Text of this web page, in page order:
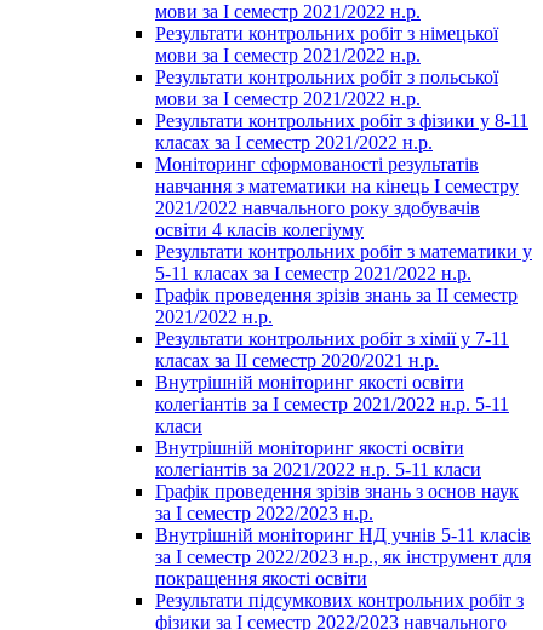
мови за І семестр 2021/2022 н.р.
Результати контрольних робіт з німецької
мови за І семестр 2021/2022 н.р.
Результати контрольних робіт з польської
мови за І семестр 2021/2022 н.р.
Результати контрольних робіт з фізики у 8-11
класах за І семестр 2021/2022 н.р.
Моніторинг сформованості результатів
навчання з математики на кінець І семестру
2021/2022 навчального року здобувачів
освіти 4 класів колегіуму
Результати контрольних робіт з математики у
5-11 класах за І семестр 2021/2022 н.р.
Графік проведення зрізів знань за ІІ семестр
2021/2022 н.р.
Результати контрольних робіт з хімії у 7-11
класах за ІІ семестр 2020/2021 н.р.
Внутрішній моніторинг якості освіти
колегіантів за І семестр 2021/2022 н.р. 5-11
класи
Внутрішній моніторинг якості освіти
колегіантів за 2021/2022 н.р. 5-11 класи
Графік проведення зрізів знань з основ наук
за І семестр 2022/2023 н.р.
Внутрішній моніторинг НД учнів 5-11 класів
за І семестр 2022/2023 н.р., як інструмент для
покращення якості освіти
Результати підсумкових контрольних робіт з
фізики за І семестр 2022/2023 навчального